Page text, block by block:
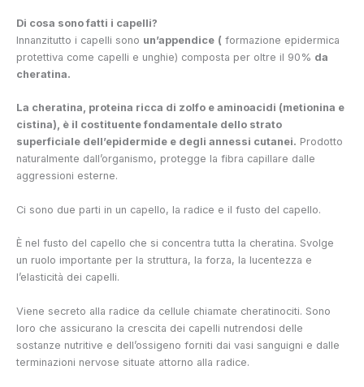
Di cosa sono fatti i capelli?
Innanzitutto i capelli sono un’appendice ( formazione epidermica
protettiva come capelli e unghie) composta per oltre il 90% da
cheratina.
La cheratina, proteina ricca di zolfo e aminoacidi (metionina e
cistina), è il costituente fondamentale dello strato
superficiale dell’epidermide e degli annessi cutanei. Prodotto
naturalmente dall’organismo, protegge la fibra capillare dalle
aggressioni esterne.
Ci sono due parti in un capello, la radice e il fusto del capello.
È nel fusto del capello che si concentra tutta la cheratina. Svolge
un ruolo importante per la struttura, la forza, la lucentezza e
l’elasticità dei capelli.
Viene secreto alla radice da cellule chiamate cheratinociti. Sono
loro che assicurano la crescita dei capelli nutrendosi delle
sostanze nutritive e dell’ossigeno forniti dai vasi sanguigni e dalle
terminazioni nervose situate attorno alla radice.